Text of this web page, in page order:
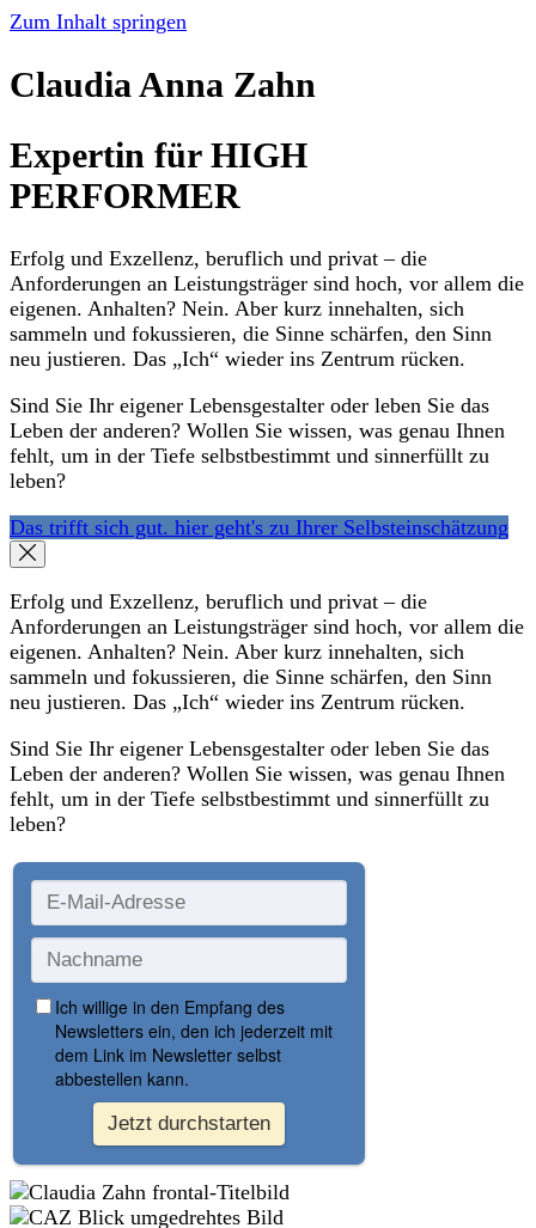
Zum Inhalt springen
Claudia Anna Zahn
Expertin für HIGH
PERFORMER
Erfolg und Exzellenz, beruflich und privat – die
Anforderungen an Leistungsträger sind hoch, vor allem die
eigenen. Anhalten? Nein. Aber kurz innehalten, sich
sammeln und fokussieren, die Sinne schärfen, den Sinn
neu justieren. Das „Ich“ wieder ins Zentrum rücken.
Sind Sie Ihr eigener Lebensgestalter oder leben Sie das
Leben der anderen? Wollen Sie wissen, was genau Ihnen
fehlt, um in der Tiefe selbstbestimmt und sinnerfüllt zu
leben?
Das trifft sich gut. hier geht's zu Ihrer Selbsteinschätzung
Erfolg und Exzellenz, beruflich und privat – die
Anforderungen an Leistungsträger sind hoch, vor allem die
eigenen. Anhalten? Nein. Aber kurz innehalten, sich
sammeln und fokussieren, die Sinne schärfen, den Sinn
neu justieren. Das „Ich“ wieder ins Zentrum rücken.
Sind Sie Ihr eigener Lebensgestalter oder leben Sie das
Leben der anderen? Wollen Sie wissen, was genau Ihnen
fehlt, um in der Tiefe selbstbestimmt und sinnerfüllt zu
leben?